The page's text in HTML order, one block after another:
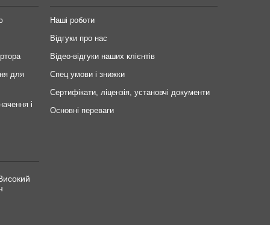
для
і
Наші роботи
Відгуки про нас
Відео-відгуки наших клієнтів
Спец умови і знижки
Сертифікати, ліцензія, установчі документи
Основні переваги